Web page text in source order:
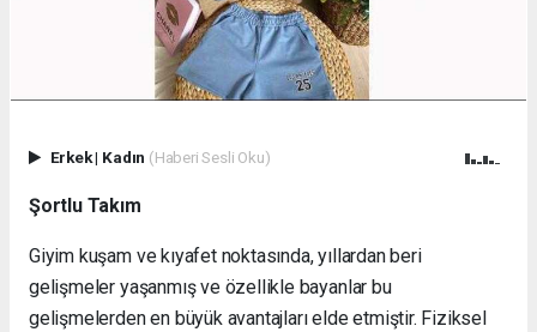
Erkek| Kadın (Haberi Sesli Oku)
Şortlu Takım
Giyim kuşam ve kıyafet noktasında, yıllardan beri
gelişmeler yaşanmış ve özellikle bayanlar bu
gelişmelerden en büyük avantajları elde etmiştir. Fiziksel